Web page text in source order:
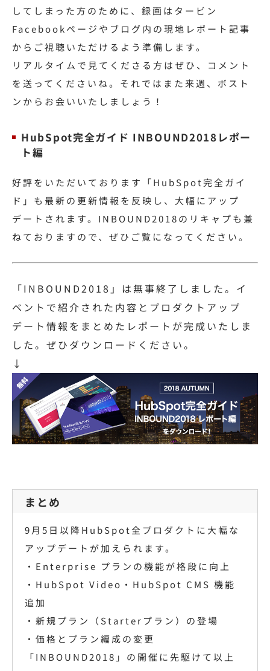
してしまった方のために、録画はタービン
Facebookページやブログ内の現地レポート記事
からご視聴いただけるよう準備します。
リアルタイムで見てくださる方はぜひ、コメント
を送ってくださいね。それではまた来週、ボスト
ンからお会いいたしましょう！
HubSpot完全ガイド INBOUND2018レポー
ト編
好評をいただいております「HubSpot完全ガイ
ド」も最新の更新情報を反映し、大幅にアップ
デートされます。INBOUND2018のリキャプも兼
ねておりますので、ぜひご覧になってください。
「INBOUND2018」は無事終了しました。イ
ベントで紹介された内容とプロダクトアップ
デート情報をまとめたレポートが完成いたしま
した。 ぜひダウンロードください。
↓
まとめ
9月5日以降HubSpot全プロダクトに大幅な
アップデートが加えられます。
・Enterprise プランの機能が格段に向上
・HubSpot Video・HubSpot CMS 機能
追加
・新規プラン（Starterプラン）の登場
・価格とプラン編成の変更
「INBOUND2018」の開催に先駆けて以上